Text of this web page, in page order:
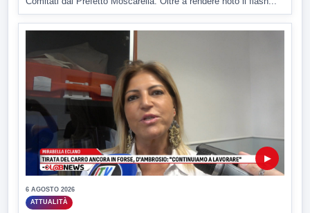
▶
6 AGOSTO 2026
ATTUALITÀ